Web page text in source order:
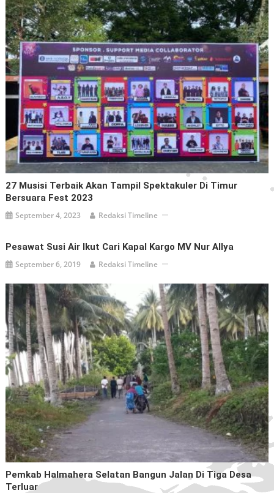
27 Musisi Terbaik Akan Tampil Spektakuler Di Timur
Bersuara Fest 2023
September 4, 2023 Redaksi Timeline
Pesawat Susi Air Ikut Cari Kapal Kargo MV Nur Allya
September 6, 2019 Redaksi Timeline
Pemkab Halmahera Selatan Bangun Jalan Di Tiga Desa
Terluar